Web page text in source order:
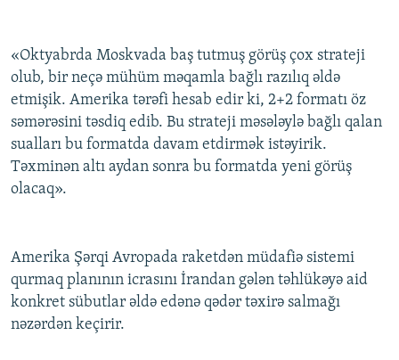
«Oktyabrda Moskvada baş tutmuş görüş çox strateji
olub, bir neçə mühüm məqamla bağlı razılıq əldə
etmişik. Amerika tərəfi hesab edir ki, 2+2 formatı öz
səmərəsini təsdiq edib. Bu strateji məsələylə bağlı qalan
sualları bu formatda davam etdirmək istəyirik.
Təxminən altı aydan sonra bu formatda yeni görüş
olacaq».
Amerika Şərqi Avropada raketdən müdafiə sistemi
qurmaq planının icrasını İrandan gələn təhlükəyə aid
konkret sübutlar əldə edənə qədər təxirə salmağı
nəzərdən keçirir.